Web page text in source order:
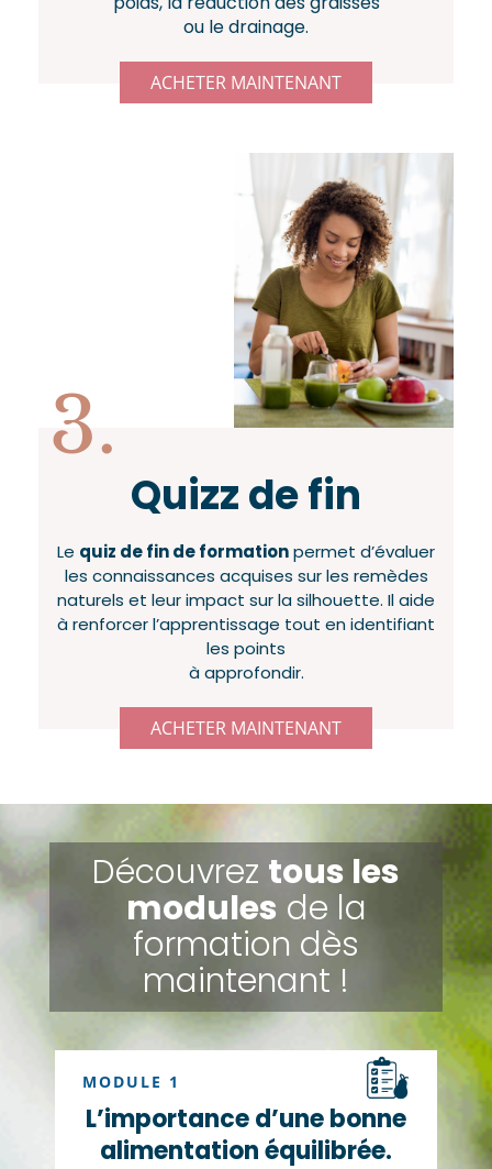
ou le drainage.
ACHETER MAINTENANT
3.
Quizz de fin
Le quiz de fin de formationpermet d’évaluer
les connaissances acquises sur les remèdes
naturels et leur impact sur la silhouette. Il aide
à renforcer l’apprentissage tout en identifiant
les points
à approfondir.
ACHETER MAINTENANT
Découvrez tous les
modules de la
formation dès
maintenant !
MODULE 1
L’importance d’une bonne
alimentation équilibrée.